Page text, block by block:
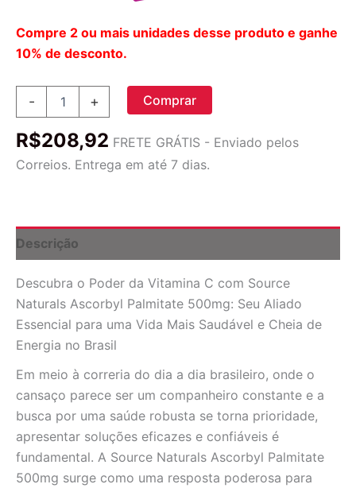
Compre 2 ou mais unidades desse produto e ganhe
10% de desconto.
-
Palmitate
Vitamina
Saúde
Bem-
Estar
Brasil
quantidade
+ Comprar
R$208,92 FRETE GRÁTIS - Enviado pelos
Correios. Entrega em até 7 dias.
Descrição
Descubra o Poder da Vitamina C com Source
Naturals Ascorbyl Palmitate 500mg: Seu Aliado
Essencial para uma Vida Mais Saudável e Cheia de
Energia no Brasil
Em meio à correria do dia a dia brasileiro, onde o
cansaço parece ser um companheiro constante e a
busca por uma saúde robusta se torna prioridade,
apresentar soluções eficazes e confiáveis é
fundamental. A Source Naturals Ascorbyl Palmitate
500mg surge como uma resposta poderosa para